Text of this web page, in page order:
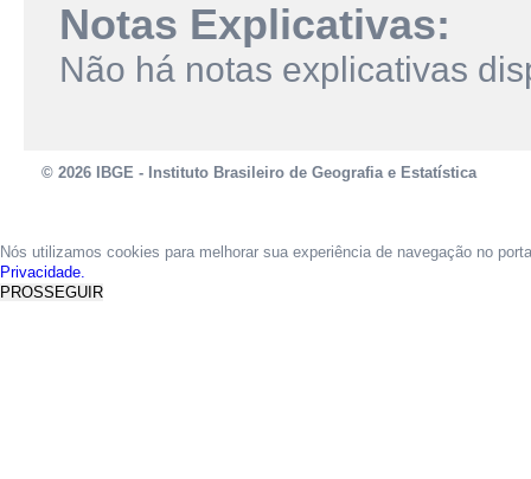
Notas Explicativas:
Não há notas explicativas
© 2026 IBGE - Instituto Brasileiro de Geografia e Estatística
Nós utilizamos cookies para melhorar sua experiência de navegação no
Privacidade.
PROSSEGUIR